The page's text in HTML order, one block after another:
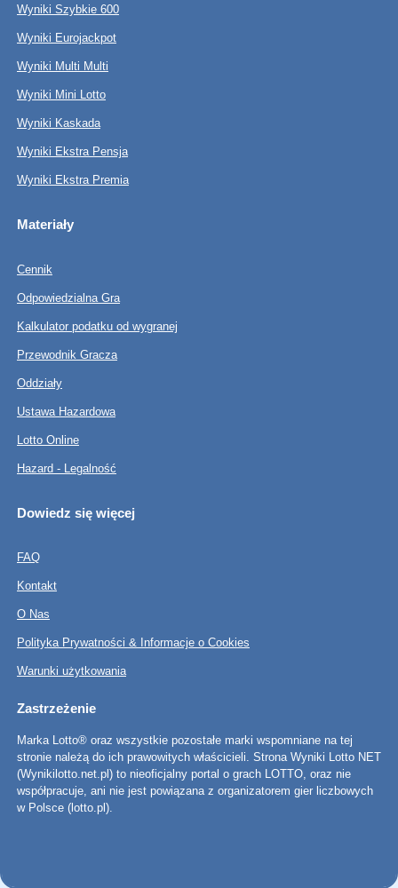
Wyniki Szybkie 600
Wyniki Eurojackpot
Wyniki Multi Multi
Wyniki Mini Lotto
Wyniki Kaskada
Wyniki Ekstra Pensja
Wyniki Ekstra Premia
Materiały
Cennik
Odpowiedzialna Gra
Kalkulator podatku od wygranej
Przewodnik Gracza
Oddziały
Ustawa Hazardowa
Lotto Online
Hazard - Legalność
Dowiedz się więcej
FAQ
Kontakt
O Nas
Polityka Prywatności & Informacje o Cookies
Warunki użytkowania
Zastrzeżenie
Marka Lotto® oraz wszystkie pozostałe marki wspomniane na tej
stronie należą do ich prawowitych właścicieli. Strona Wyniki Lotto NET
(Wynikilotto.net.pl) to nieoficjalny portal o grach LOTTO, oraz nie
współpracuje, ani nie jest powiązana z organizatorem gier liczbowych
w Polsce (lotto.pl).